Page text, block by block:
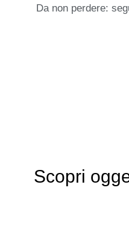
Da non perdere:
Scopri